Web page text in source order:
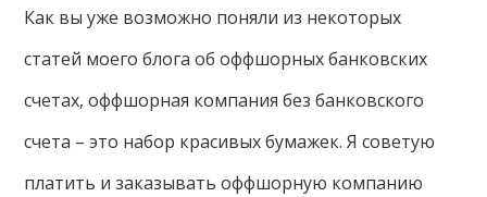
Как вы уже возможно поняли из некоторых
статей моего блога об оффшорных банковских
счетах, оффшорная компания без банковского
счета – это набор красивых бумажек. Я советую
платить и заказывать оффшорную компанию